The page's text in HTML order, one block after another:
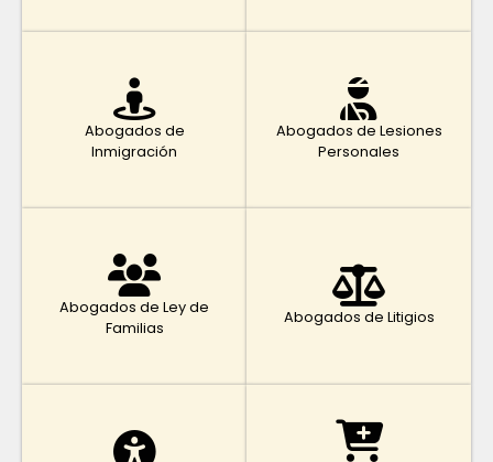
Abogados de
Inmigración
Abogados de Lesiones
Personales
Abogados de Ley de
Familias
Abogados de Litigios